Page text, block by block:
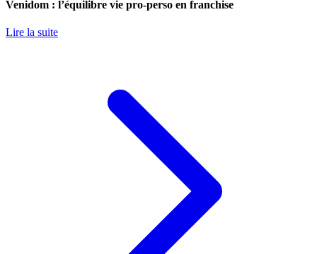
Venidom : l’équilibre vie pro-perso en franchise
Lire la suite